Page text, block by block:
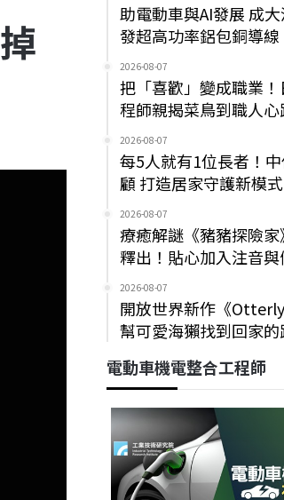
助電動車與AI發展 成
發超高功率鋁包銅導線
2026-08-07
把「喜歡」變成職業
程師親揭菜鳥到職人心
2026-08-07
每5人就有1位長者！
顧 打造居家守護新模式
2026-08-07
療癒解謎《豬豬探險
釋出！貼心加入注音
2026-08-07
開放世界新作《
幫可愛海獺找到回家
電動車機電整合工程師